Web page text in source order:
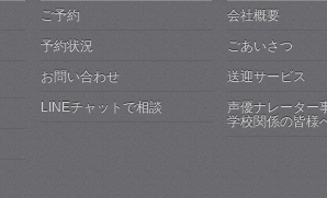
ご予約
予約状況
お問い合わせ
LINEチャットで相談
会社概要
ごあいさつ
送迎サービス
声優ナレーター
学校関係の皆様